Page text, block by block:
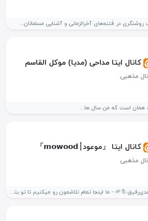
در فتنه‌های آخرالزمانی و آشنایی مسلمانان...
کانال ایتا مداحی (مدیا) موکل القاسم
مذهبی
است که من سال ها...
کانال ایتا 「موعود┆𝗺𝗼𝘄𝗼𝗼𝗱」
مذهبی
- به‌خانواده‌ی‌موعود‌خوش‌اومدی‌رفیق؛🔖🌱 - ما اینجا تمام‌ تلاشمون رو میکنیم تا تو بتونی...